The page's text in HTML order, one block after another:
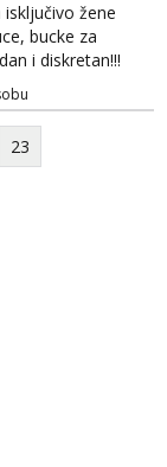
žene
bucke za
i diskretan!!!
23